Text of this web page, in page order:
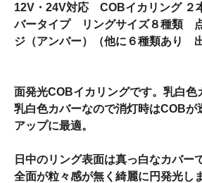
12V・24V対応 COBイカリング ２
バータイプ リングサイズ８種類
ジ（アンバー）（他に６種類あり 出
面発光COBイカリングです。乳白色
乳白色カバーなので消灯時はCOBが
アップに最適。
日中のリング表面は真っ白なカバー
全面が粒々感が無く綺麗に円発光し